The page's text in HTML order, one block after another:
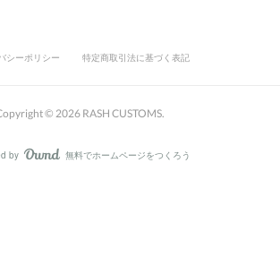
シーポリシー 特定商取引法に基づく表記
©2026 RASH CUSTOMS.
by AmebaOwnd
無料でホームページをつくろう